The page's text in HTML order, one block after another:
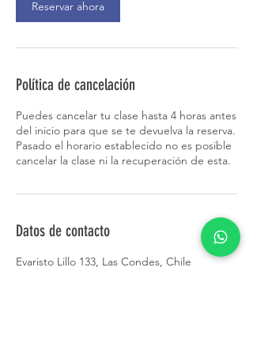
Reservar ahora
Política de cancelación
Puedes cancelar tu clase hasta 4 horas antes
del inicio para que se te devuelva la reserva.
Pasado el horario establecido no es posible
cancelar la clase ni la recuperación de esta.
Datos de contacto
Evaristo Lillo 133, Las Condes, Chile